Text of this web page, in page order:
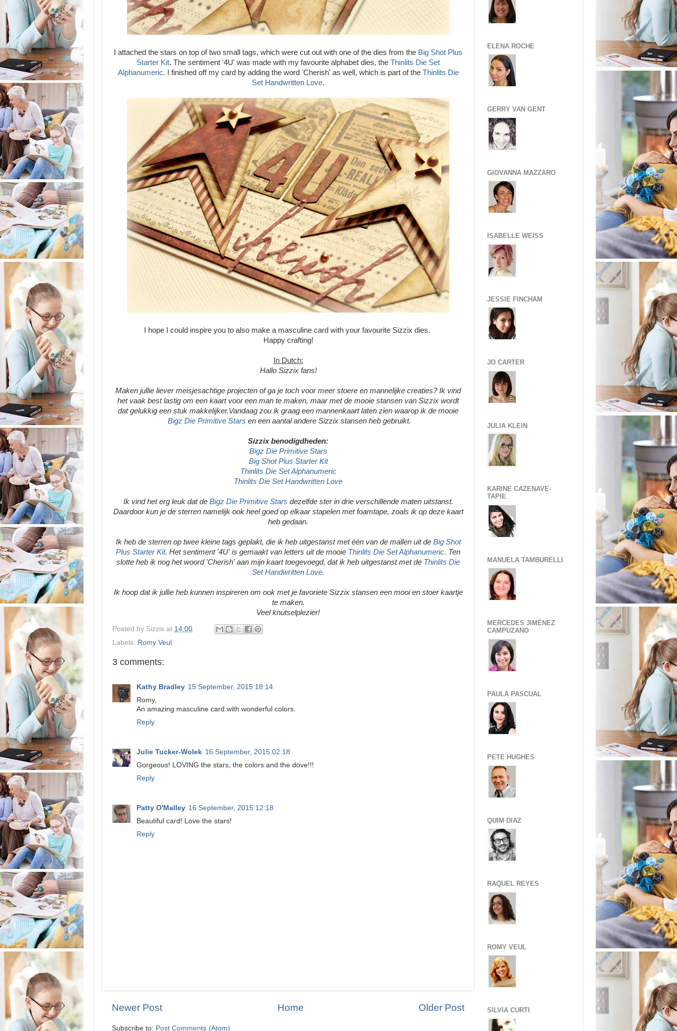
I attached the stars on top of two small tags, which were cut out with one of the dies from the Big Shot Plus
Starter Kit. The sentiment '4U' was made with my favourite alphabet dies, the Thinlits Die Set
Alphanumeric. I finished off my card by adding the word 'Cherish' as well, which is part of the Thinlits Die
Set Handwritten Love.
I hope I could inspire you to also make a masculine card with your favourite Sizzix dies.
Happy crafting!
In Dutch:
Hallo Sizzix fans!
Maken jullie liever meisjesachtige projecten of ga je toch voor meer stoere en mannelijke creaties? Ik vind
het vaak best lastig om een kaart voor een man te maken, maar met de mooie stansen van Sizzix wordt
dat gelukkig een stuk makkelijker.Vandaag zou ik graag een mannenkaart laten zien waarop ik de mooie
Bigz Die Primitive Stars en een aantal andere Sizzix stansen heb gebruikt.
Sizzix benodigdheden:
Bigz Die Primitive Stars
Big Shot Plus Starter Kit
Thinlits Die Set Alphanumeric
Thinlits Die Set Handwritten Love
Ik vind het erg leuk dat de Bigz Die Primitive Stars dezelfde ster in drie verschillende maten uitstanst.
Daardoor kun je de sterren namelijk ook heel goed op elkaar stapelen met foamtape, zoals ik op deze kaart
heb gedaan.
Ik heb de sterren op twee kleine tags geplakt, die ik heb uitgestanst met één van de mallen uit de Big Shot
Plus Starter Kit. Het sentiment '4U' is gemaakt van letters uit de mooie Thinlits Die Set Alphanumeric. Ten
slotte heb ik nog het woord 'Cherish' aan mijn kaart toegevoegd, dat ik heb uitgestanst met de Thinlits Die
Set Handwritten Love.
Ik hoop dat ik jullie heb kunnen inspireren om ook met je favoriete Sizzix stansen een mooi en stoer kaartje
te maken.
Veel knutselplezier!
Posted by Sizzix at 14:00
Labels: Romy Veul
3 comments:
Kathy Bradley 15 September, 2015 18:14
Romy,
An amazing masculine card with wonderful colors.
Reply
Julie Tucker-Wolek 16 September, 2015 02:18
Gorgeous! LOVING the stars, the colors and the dove!!!
Reply
Patty O'Malley 16 September, 2015 12:18
Beautiful card! Love the stars!
Reply
Newer Post Older Post
Home
Subscribe to: Post Comments (Atom)
ELENA ROCHE
GERRY VAN GENT
GIOVANNA MAZZARO
ISABELLE WEISS
JESSIE FINCHAM
JO CARTER
JULIA KLEIN
KARINE CAZENAVE-
TAPIE
MANUELA TAMBURELLI
MERCEDES JIMÉNEZ
CAMPUZANO
PAULA PASCUAL
PETE HUGHES
QUIM DIAZ
RAQUEL REYES
ROMY VEUL
SILVIA CURTI